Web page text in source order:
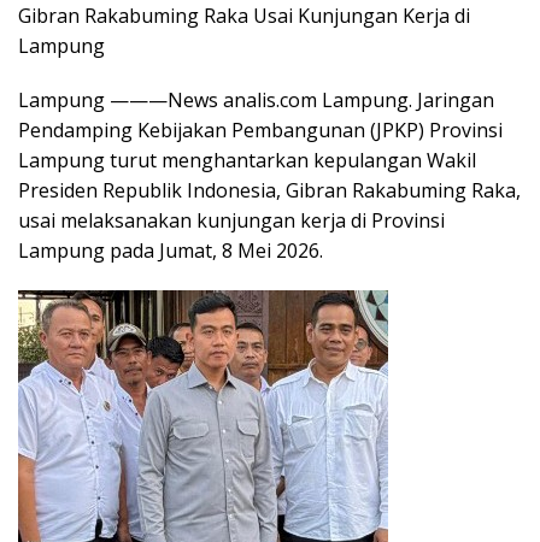
Gibran Rakabuming Raka Usai Kunjungan Kerja di
Lampung
Lampung ———News analis.com Lampung. Jaringan
Pendamping Kebijakan Pembangunan (JPKP) Provinsi
Lampung turut menghantarkan kepulangan Wakil
Presiden Republik Indonesia, Gibran Rakabuming Raka,
usai melaksanakan kunjungan kerja di Provinsi
Lampung pada Jumat, 8 Mei 2026.